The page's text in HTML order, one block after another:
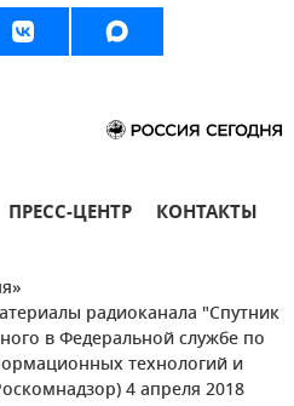
ПРЕСС-ЦЕНТР КОНТАКТЫ
радиоканала "Спутник
в Федеральной службе по
технологий и
4 апреля 2018